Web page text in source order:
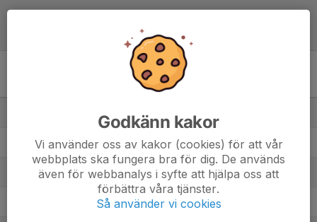
Flickor 2012-2013 Stor 9M9
10
2. Torslanda IK Grön 10 10
3. Hjuviks AIK F12 10 22
4. Ytterby IS Röd F2012 10
Godkänn kakor
Vi använder oss av kakor (cookies) för att vår
webbplats ska fungera bra för dig. De används
även för webbanalys i syfte att hjälpa oss att
förbättra våra tjänster.
Så använder vi cookies